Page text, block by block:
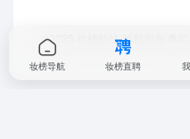
©2025 妆榜科技 版权所有 粤
妆榜导航 妆榜直聘